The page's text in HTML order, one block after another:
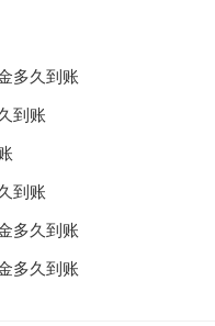
多久到账
到账
到账
多久到账
多久到账